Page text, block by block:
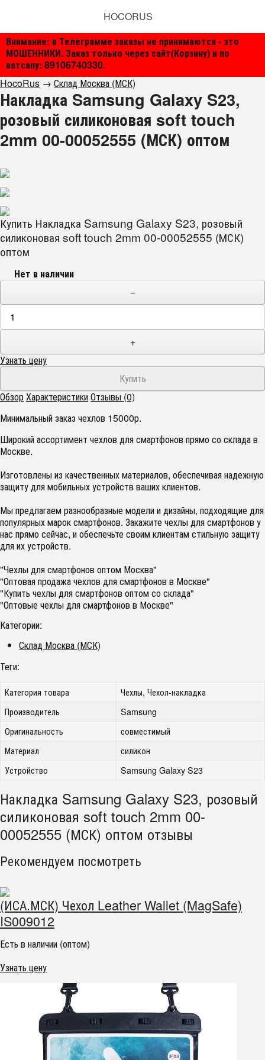
Внимание: в Телеграмме заказы не принимаются - это
МОШЕННИКИ. Заказ только через сайт(Корзину) и по
ватсапу: 89106740330.
HOCORUS
HocoRus → Склад Москва (МСК)
Накладка Samsung Galaxy S23,
розовый силиконовая soft touch
2mm 00-00052555 (МСК) оптом
Купить Накладка Samsung Galaxy S23, розовый
силиконовая soft touch 2mm 00-00052555 (МСК)
оптом
Нет в наличии
−
+
Узнать цену
ОбзорХарактеристикиОтзывы (0)
Минимальный заказ чехлов 15000р.
Широкий ассортимент чехлов для смартфонов прямо со склада в
Москве.
Изготовлены из качественных материалов, обеспечивая надежную
защиту для мобильных устройств ваших клиентов.
Мы предлагаем разнообразные модели и дизайны, подходящие для
популярных марок смартфонов. Закажите чехлы для смартфонов у
нас прямо сейчас, и обеспечьте своим клиентам стильную защиту
для их устройств.
"Чехлы для смартфонов оптом Москва"
"Оптовая продажа чехлов для смартфонов в Москве"
"Купить чехлы для смартфонов оптом со склада"
"Оптовые чехлы для смартфонов в Москве"
Категории:
Склад Москва (МСК)
Теги:
Категория товара
Чехлы, Чехол-накладка
Производитель
Samsung
Оригинальность
совместимый
Материал
силикон
Устройство
Samsung Galaxy S23
Накладка Samsung Galaxy S23, розовый
силиконовая soft touch 2mm 00-
00052555 (МСК) оптом отзывы
Рекомендуем посмотреть
(ИСА.МСК) Чехол Leather Wallet (MagSafe)
IS009012
Есть в наличии (оптом)
Узнать цену